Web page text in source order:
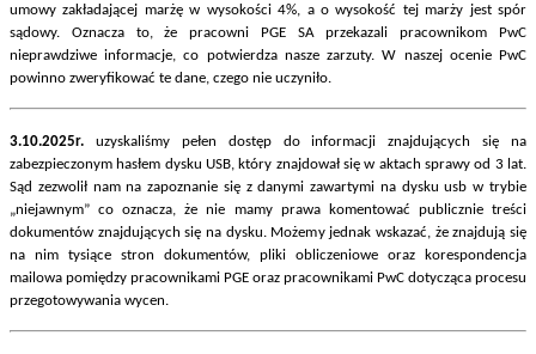
umowy zakładającej marżę w wysokości 4%, a o wysokość tej marży jest spór
sądowy. Oznacza to, że pracowni PGE SA przekazali pracownikom PwC
nieprawdziwe informacje, co potwierdza nasze zarzuty. W naszej ocenie PwC
powinno zweryfikować te dane, czego nie uczyniło.
3.10.2025r. uzyskaliśmy pełen dostęp do informacji znajdujących się na
zabezpieczonym hasłem dysku USB, który znajdował się w aktach sprawy od 3 lat.
Sąd zezwolił nam na zapoznanie się z danymi zawartymi na dysku usb w trybie
„niejawnym” co oznacza, że nie mamy prawa komentować publicznie treści
dokumentów znajdujących się na dysku. Możemy jednak wskazać, że znajdują się
na nim tysiące stron dokumentów, pliki obliczeniowe oraz korespondencja
mailowa pomiędzy pracownikami PGE oraz pracownikami PwC dotycząca procesu
przegotowywania wycen.